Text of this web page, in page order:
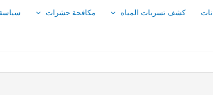
كشف تسربات المياه مكافحة حشرات